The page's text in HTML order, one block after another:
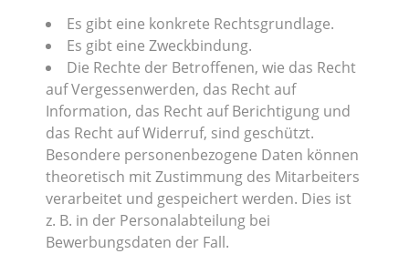
Es gibt eine konkrete Rechtsgrundlage.
Es gibt eine Zweckbindung.
Die Rechte der Betroffenen, wie das Recht
auf Vergessenwerden, das Recht auf
Information, das Recht auf Berichtigung und
das Recht auf Widerruf, sind geschützt.
Besondere personenbezogene Daten können
theoretisch mit Zustimmung des Mitarbeiters
verarbeitet und gespeichert werden. Dies ist
z. B. in der Personalabteilung bei
Bewerbungsdaten der Fall.